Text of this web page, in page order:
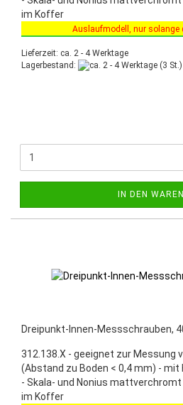
im Koffer
Auslaufmodell, nur solange
Sonderaktion vom 03.03.2025 bis
Lieferzeit: ca. 2 - 4 Werktage
Lagerbestand:
(3
IN DEN
Dreipunkt-Innen-Messschrauben,
312.138.X - geeignet zur Messung
(Abstand zu Boden < 0,4 mm) -
- Skala- und Nonius
im Koffer